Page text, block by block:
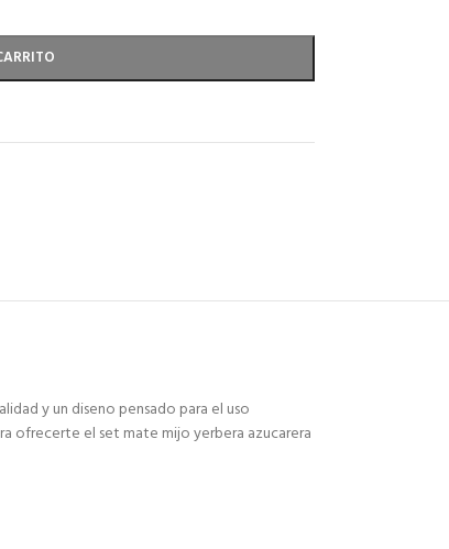
y un diseno pensado para el uso
ofrecerte el set mate mijo yerbera azucarera